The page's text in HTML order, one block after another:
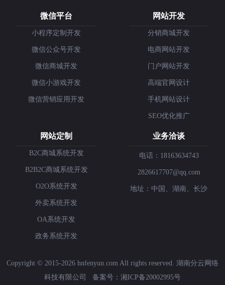
微信平台
小程序定制开发
微信公众号开发
微信商城开发
微信小游戏开发
微信营销应用开发
网站开发
分销商城开发
电商网站开发
门户网站开发
高端官网设计
手机网站设计
SEO优化推广
网站定制
B2C商城系统开发
B2B2C商城系统开发
O2O系统开发
外卖系统开发
OA系统开发
政务系统开发
业务洽谈
电话：18163634743
2826617707@qq.com
地址：中国、湖南、长沙
Copyright © 2015-2026 hnfenyun.com All rights reserved. 湖南分云网络
科技有限公司
备案号： 湘ICP备20002995号